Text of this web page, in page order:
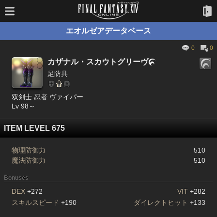
エオルゼアデータベース
0 0
カザナル・スカウトグリーヴ
足防具
双剣士 忍者 ヴァイパー
Lv 98～
ITEM LEVEL 675
物理防御力
510
魔法防御力
510
Bonuses
DEX +272 VIT +282
スキルスピード +190 ダイレクトヒット +133